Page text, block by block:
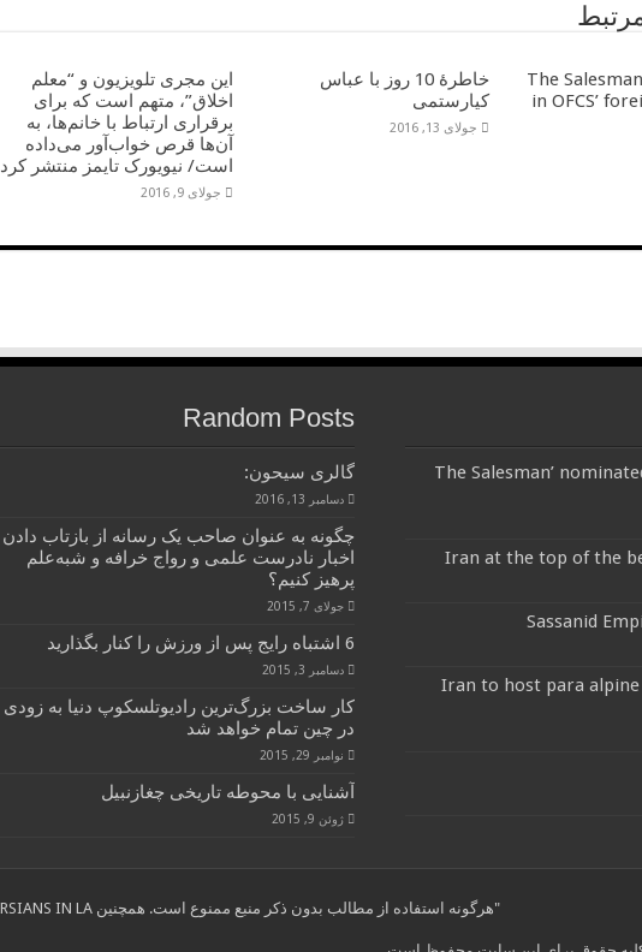
‘The
in OFCS’
خاطرۀ 10 روز با عباس
کیارستمی
جولای 13, 2016
این مجری تلویزیون و “معلم
اخلاق”، متهم است که برای
برقراری ارتباط با خانم‌ها، به
آن‌ها قرص خواب‌آور می‌داده
است/ نیویورک تایمز منتشر کرد
جولای 9, 2016
‘The Salesman’
Iran at the top of the
Sassanid
Iran to host para
Random Posts
گالرى سيحون:
دسامبر 13, 2016
چگونه به عنوان صاحب یک رسانه از بازتاب دادن
اخبار نادرست علمی و رواج خرافه و شبه‌علم
پرهیز کنیم؟
جولای 7, 2015
6 اشتباه رایج پس از ورزش را کنار بگذارید
دسامبر 3, 2015
کار ساخت بزرگ‌ترین رادیوتلسکوپ دنیا به زودی
در چین تمام خواهد شد
نوامبر 29, 2015
آشنایی با محوطه تاریخی چغازنبیل
ژوئن 9, 2015
"هرگونه استفاده از مطالب بدون ذکر منبع ممنوع است. همچنین PERSIANS IN LA مسؤلیتی در قبال نوشته های انتخاب شده از سایر وب سایتها ندارد."